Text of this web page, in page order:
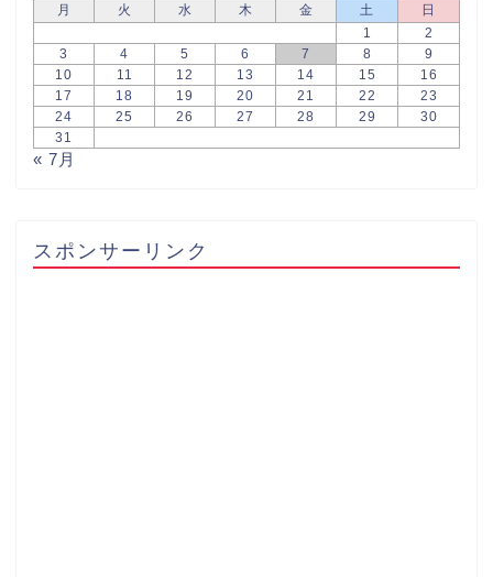
月
火 水 木 金 土
日
1
2
3
4 5 6 7 8
9
10
11 12 13 14 15
16
17
18 19 20 21 22
23
24
25 26 27 28 29
30
31
« 7月
スポンサーリンク